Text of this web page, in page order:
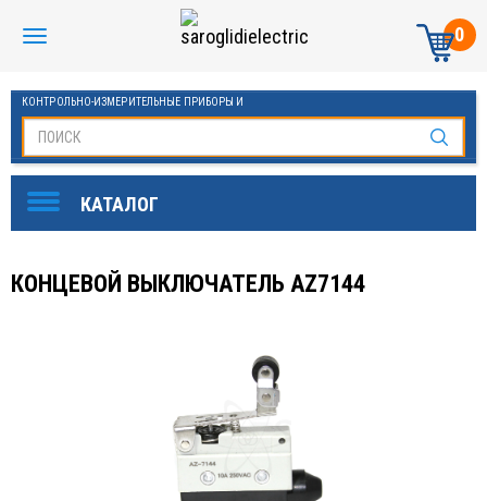
0
КОНТРОЛЬНО-ИЗМЕРИТЕЛЬНЫЕ ПРИБОРЫ И
КОНЦЕВОЙ ВЫКЛЮЧАТЕЛЬ AZ7144